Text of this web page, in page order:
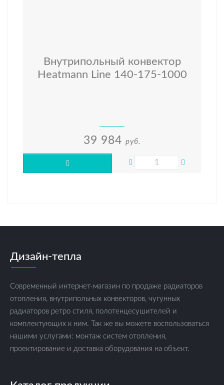
Внутрипольный конвектор
Heatmann Line 140-175-1000
39 984 руб.
Дизайн-тепла
Современный интернет-магазин по продаже радиаторов
отопления, внутрипольных конвекторов, чугунных
радиаторов ретро стиля, полотенцесушителей и
комплектующих к ним. Так же вы можете воспользоваться
нашими услугами: монтаж систем отопления,
проектирование и доставка оборудования на объект.